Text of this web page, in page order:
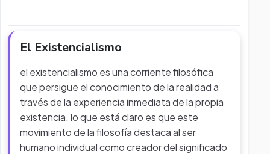
El Existencialismo
el existencialismo es una corriente filosófica
que persigue el conocimiento de la realidad a
través de la experiencia inmediata de la propia
existencia. lo que está claro es que este
movimiento de la filosofía destaca al ser
humano individual como creador del significado